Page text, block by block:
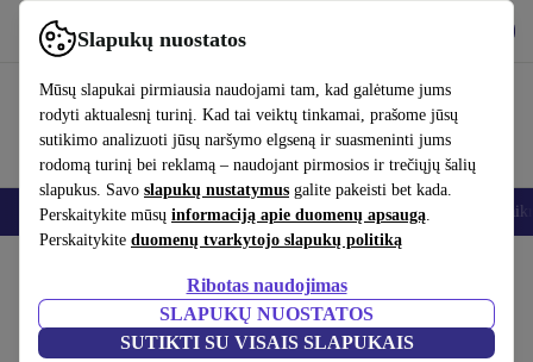
Slapukų nuostatos
Mūsų slapukai pirmiausia naudojami tam, kad galėtume jums
rodyti aktualesnį turinį. Kad tai veiktų tinkamai, prašome jūsų
sutikimo analizuoti jūsų naršymo elgseną ir suasmeninti jums
rodomą turinį bei reklamą – naudojant pirmosios ir trečiųjų šalių
slapukus. Savo slapukų nustatymus galite pakeisti bet kada.
Perskaitykite mūsų informaciją apie duomenų apsaugą.
Perskaitykite duomenų tvarkytojo slapukų politiką
Ribotas naudojimas
SLAPUKŲ NUOSTATOS
SUTIKTI SU VISAIS SLAPUKAIS
Naudok refurbed greitai ir paprastai
Išmanieji telefonai Nešiojamieji kompiuteriai Planšetės Išmanieji
EveryKip kūdikis vaikiška aptvara